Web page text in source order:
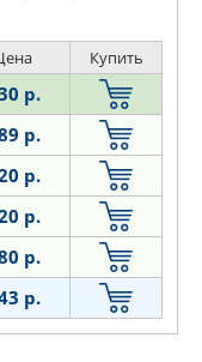
Купить
р.
р.
р.
р.
р.
р.